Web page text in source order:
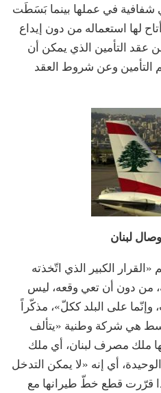
شفافية في عملها بينما بَسَطَت
أتاح لها استعماله من دون إيداع
عقد التأمين الذي يمكن أن
التأمين وعن شروط العقد
أوصال لبنان
« القرار الكبير الذي اتّخذته
من دون أن تعي وقعه، ليس
وإنّما على البلد ككلّ»، مذكّراً
هي شركة وطنية «يتألف
ملك مصرف لبنان، أي ملك
الوحيدة، أي إنه «لا يمكن التدخل
قرّرت قطع خطّ طيرانها مع